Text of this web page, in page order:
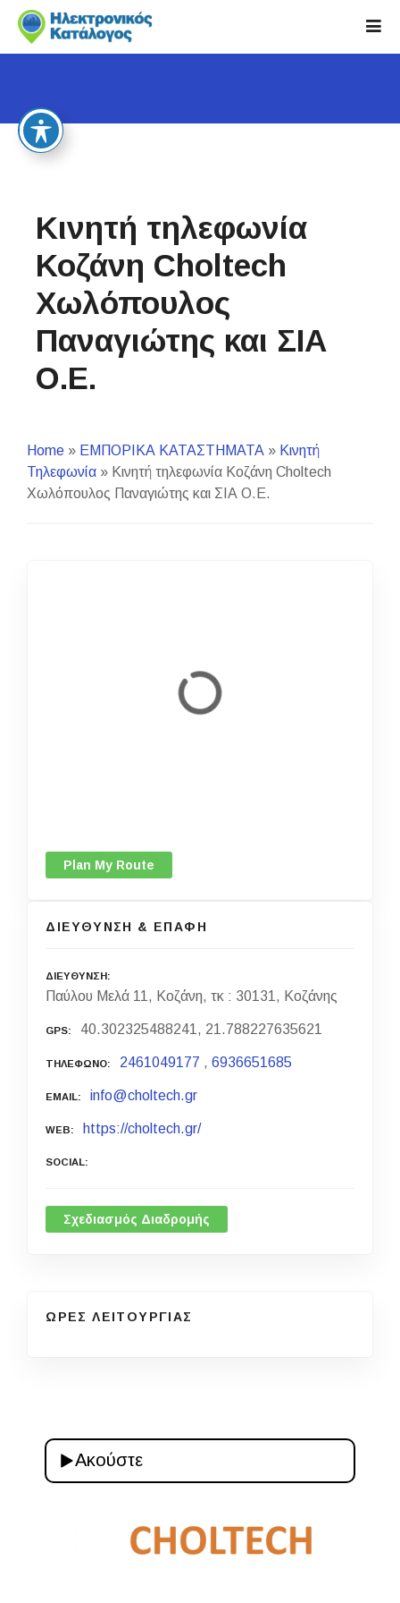
i
Κινητή τηλεφωνία
Κοζάνη Choltech
Χωλόπουλος
Παναγιώτης και ΣΙΑ
Ο.Ε.
Home » ΕΜΠΟΡΙΚΑ ΚΑΤΑΣΤΗΜΑΤΑ » Κινητή
Τηλεφωνία » Κινητή τηλεφωνία Κοζάνη Choltech
Χωλόπουλος Παναγιώτης και ΣΙΑ Ο.Ε.
Plan My Route
ΔΙΕΥΘΥΝΣΗ & ΕΠΑΦΗ
ΔΙΕΥΘΥΝΣΗ
Παύλου Μελά 11, Κοζάνη, τκ : 30131, Κοζάνης
GPS 40.302325488241, 21.788227635621
ΤΗΛΕΦΩΝΟ 2461049177 ,6936651685
EMAIL info@choltech.gr
WEB https://choltech.gr/
SOCIAL
Σχεδιασμός Διαδρομής
ΩΡΕΣ ΛΕΙΤΟΥΡΓΙΑΣ
Ακούστε